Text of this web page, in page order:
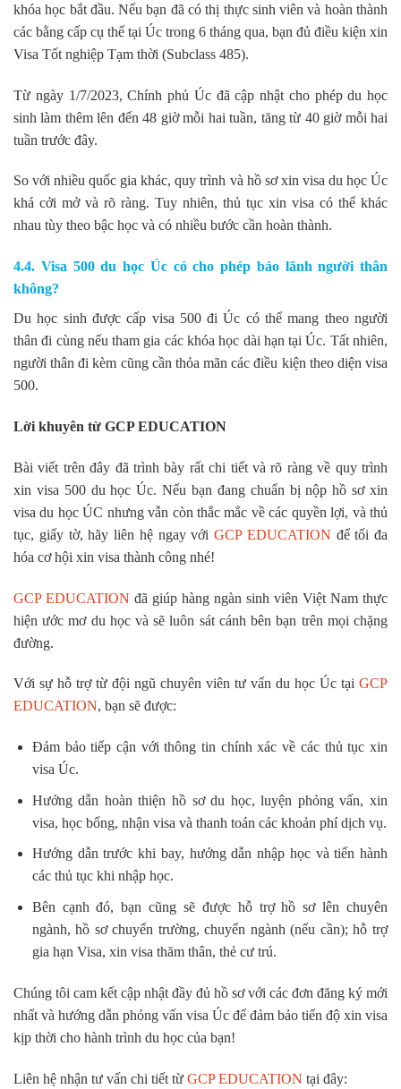
khóa học bắt đầu. Nếu bạn đã có thị thực sinh viên và hoàn thành
các bằng cấp cụ thể tại Úc trong 6 tháng qua, bạn đủ điều kiện xin
Visa Tốt nghiệp Tạm thời (Subclass 485).
Từ ngày 1/7/2023, Chính phủ Úc đã cập nhật cho phép du học
sinh làm thêm lên đến 48 giờ mỗi hai tuần, tăng từ 40 giờ mỗi hai
tuần trước đây.
So với nhiều quốc gia khác, quy trình và hồ sơ xin visa du học Úc
khá cởi mở và rõ ràng. Tuy nhiên, thủ tục xin visa có thể khác
nhau tùy theo bậc học và có nhiều bước cần hoàn thành.
4.4. Visa 500 du học Úc có cho phép bảo lãnh người thân
không?
Du học sinh được cấp visa 500 đi Úc có thể mang theo người
thân đi cùng nếu tham gia các khóa học dài hạn tại Úc. Tất nhiên,
người thân đi kèm cũng cần thỏa mãn các điều kiện theo diện visa
500.
Lời khuyên từ GCP EDUCATION
Bài viết trên đây đã trình bày rất chi tiết và rõ ràng về quy trình
xin visa 500 du học Úc. Nếu bạn đang chuẩn bị nộp hồ sơ xin
visa du học ÚC nhưng vẫn còn thắc mắc về các quyền lợi, và thủ
tục, giấy tờ, hãy liên hệ ngay với GCP EDUCATION để tối đa
hóa cơ hội xin visa thành công nhé!
GCP EDUCATION đã giúp hàng ngàn sinh viên Việt Nam thực
hiện ước mơ du học và sẽ luôn sát cánh bên bạn trên mọi chặng
đường.
Với sự hỗ trợ từ đội ngũ chuyên viên tư vấn du học Úc tại GCP
EDUCATION, bạn sẽ được:
Đảm bảo tiếp cận với thông tin chính xác về các thủ tục xin
visa Úc.
Hướng dẫn hoàn thiện hồ sơ du học, luyện phỏng vấn, xin
visa, học bổng, nhận visa và thanh toán các khoản phí dịch vụ.
Hướng dẫn trước khi bay, hướng dẫn nhập học và tiến hành
các thủ tục khi nhập học.
Bên cạnh đó, bạn cũng sẽ được hỗ trợ hồ sơ lên chuyên
ngành, hồ sơ chuyển trường, chuyển ngành (nếu cần); hỗ trợ
gia hạn Visa, xin visa thăm thân, thẻ cư trú.
Chúng tôi cam kết cập nhật đầy đủ hồ sơ với các đơn đăng ký mới
nhất và hướng dẫn phỏng vấn visa Úc để đảm bảo tiến độ xin visa
kịp thời cho hành trình du học của bạn!
Liên hệ nhận tư vấn chi tiết từ GCP EDUCATION tại đây: